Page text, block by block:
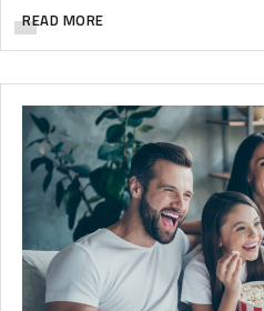
READ MORE